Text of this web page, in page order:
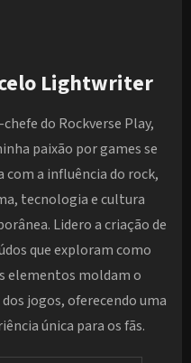
Lightwriter
do Rockverse Play,
paixão por games se
com a influência do rock,
tecnologia e cultura
Lidero a criação de
que exploram como
elementos moldam o
jogos, oferecendo uma
única para os fãs.